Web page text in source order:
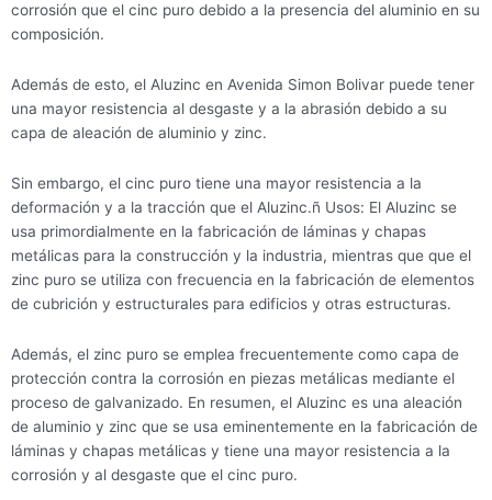
corrosión que el cinc puro debido a la presencia del aluminio en su
composición.
Además de esto, el Aluzinc en Avenida Simon Bolivar puede tener
una mayor resistencia al desgaste y a la abrasión debido a su
capa de aleación de aluminio y zinc.
Sin embargo, el cinc puro tiene una mayor resistencia a la
deformación y a la tracción que el Aluzinc.ñ Usos: El Aluzinc se
usa primordialmente en la fabricación de láminas y chapas
metálicas para la construcción y la industria, mientras que que el
zinc puro se utiliza con frecuencia en la fabricación de elementos
de cubrición y estructurales para edificios y otras estructuras.
Además, el zinc puro se emplea frecuentemente como capa de
protección contra la corrosión en piezas metálicas mediante el
proceso de galvanizado. En resumen, el Aluzinc es una aleación
de aluminio y zinc que se usa eminentemente en la fabricación de
láminas y chapas metálicas y tiene una mayor resistencia a la
corrosión y al desgaste que el cinc puro.